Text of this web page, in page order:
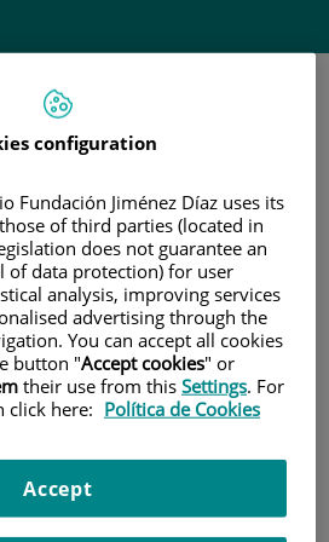
POSTGRADO
configuration
Fundación Jiménez Díaz uses its
of third parties (located in
does not guarantee an
of data protection) for user
analysis, improving services
advertising through the
You can accept all cookies
button "Accept cookies" or
their use from this Settings. For
click here: Política de Cookies
Accept